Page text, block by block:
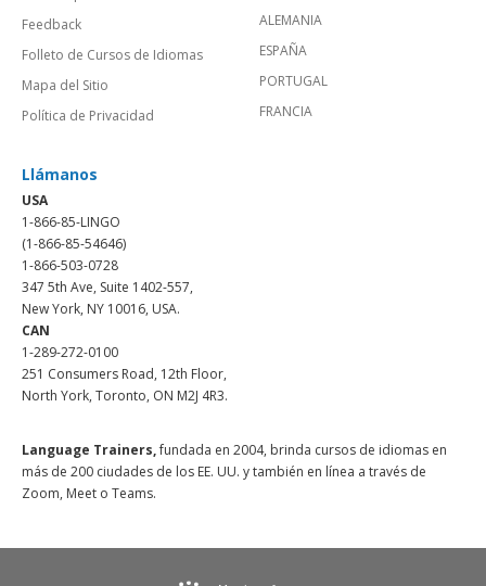
Feedback
Folleto de Cursos de Idiomas
Mapa del Sitio
Política de Privacidad
ALEMANIA
ESPAÑA
PORTUGAL
FRANCIA
Llámanos
USA
1-866-85-LINGO
(1-866-85-54646)
1-866-503-0728
347 5th Ave, Suite 1402-557,
New York, NY 10016, USA.
CAN
1-289-272-0100
251 Consumers Road, 12th Floor,
North York, Toronto, ON M2J 4R3.
Language Trainers,fundada en 2004, brinda cursos de idiomas en
más de 200 ciudades de los EE. UU. y también en línea a través de
Zoom, Meet o Teams.